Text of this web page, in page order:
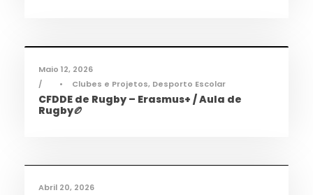
Maio 12, 2026
•
Clubes e Projetos, Desporto Escolar
CFDDE de Rugby – Erasmus+ / Aula de
Rugby🏉
Abril 20, 2026